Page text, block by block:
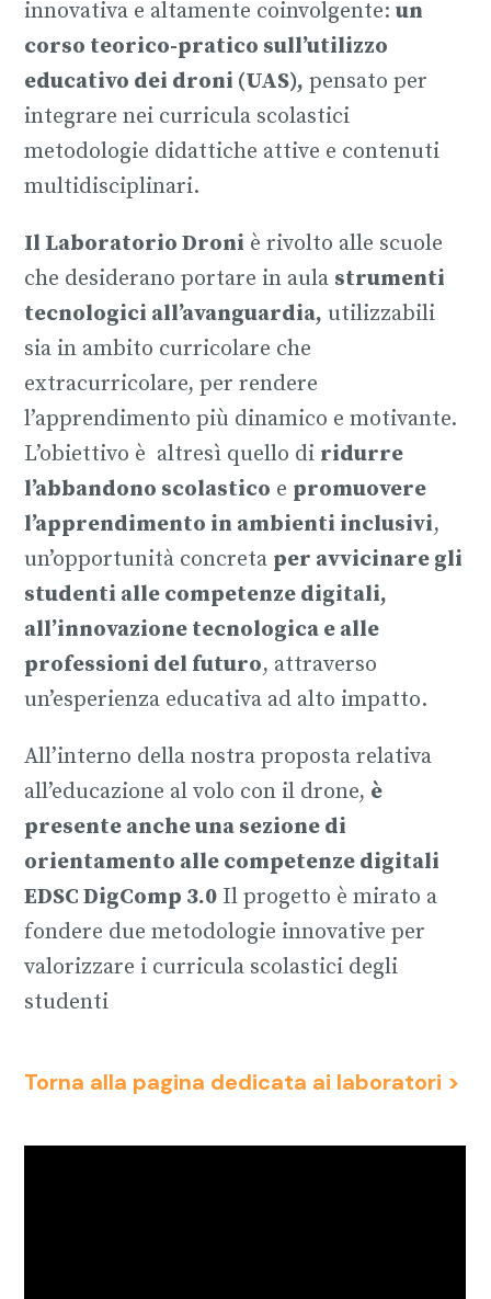
innovativa e altamente coinvolgente:un
corso teorico-pratico sull’utilizzo
educativo dei droni (UAS), pensato per
integrare nei curricula scolastici
metodologie didattiche attive e contenuti
multidisciplinari.
Il Laboratorio Droni è rivolto alle scuole
che desiderano portare in aula strumenti
tecnologici all’avanguardia, utilizzabili
sia in ambito curricolare che
extracurricolare, per rendere
l’apprendimento più dinamico e motivante.
L’obiettivo è altresì quello di ridurre
l’abbandono scolastico e promuovere
l’apprendimento in ambienti inclusivi,
un’opportunità concreta per avvicinare gli
studenti alle competenze digitali,
all’innovazione tecnologica e alle
professioni del futuro, attraverso
un’esperienza educativa ad alto impatto.
All’interno della nostra proposta relativa
all’educazione al volo con il drone, è
presente anche una sezione di
orientamento alle competenze digitali
EDSC DigComp 3.0 Il progetto è mirato a
fondere due metodologie innovative per
valorizzare i curricula scolastici degli
studenti
Torna alla pagina dedicata ai laboratori >